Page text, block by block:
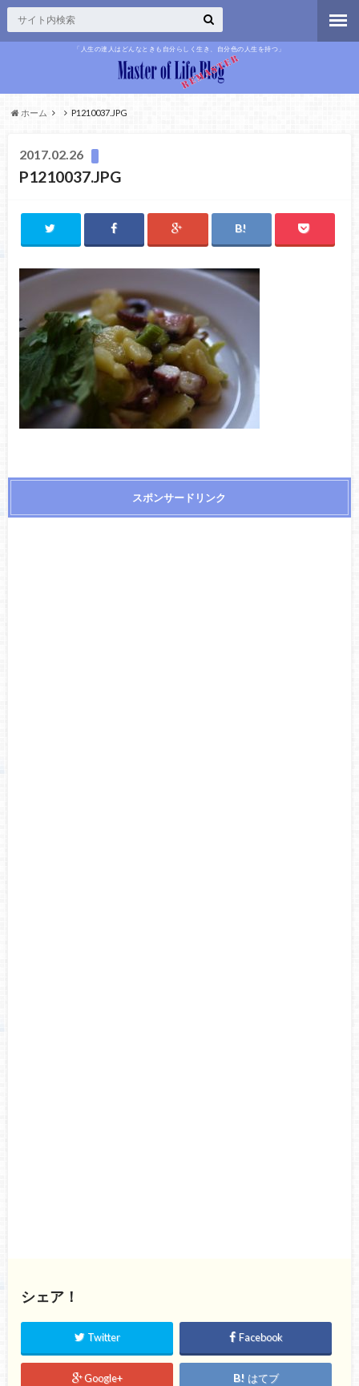
「人生の達人はどんなときも自分らしく生き、自分色の人生を持つ」
ホーム P1210037.JPG
2017.02.26
P1210037.JPG
スポンサードリンク
シェア！
Twitter Facebook
Google+ はてブ